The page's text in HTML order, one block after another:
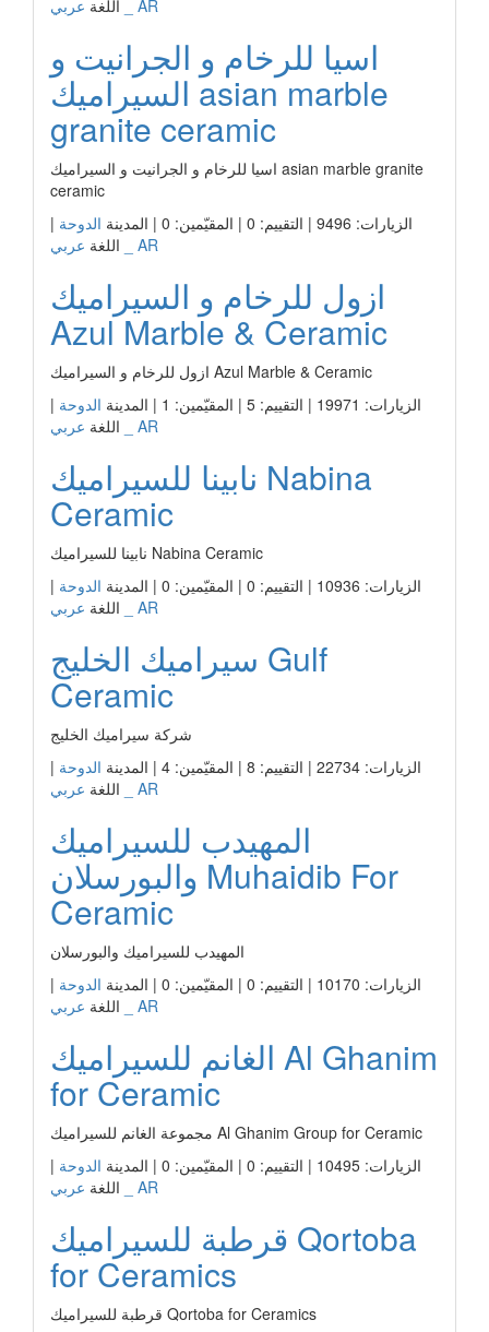
اللغة عربي _ AR
اسيا للرخام و الجرانيت و
السيراميك asian marble
granite ceramic
اسيا للرخام و الجرانيت و السيراميك asian marble granite
ceramic
الزيارات: 9496 | التقييم: 0 | المقيّمين: 0 | المدينة
الدوحة |
اللغة عربي _ AR
ازول للرخام و السيراميك
Azul Marble & Ceramic
ازول للرخام و السيراميك Azul Marble & Ceramic
الزيارات: 19971 | التقييم: 5 | المقيّمين: 1 | المدينة
الدوحة |
اللغة عربي _ AR
نابينا للسيراميك Nabina
Ceramic
نابينا للسيراميك Nabina Ceramic
الزيارات: 10936 | التقييم: 0 | المقيّمين: 0 | المدينة
الدوحة |
اللغة عربي _ AR
سيراميك الخليج Gulf
Ceramic
شركة سيراميك الخليج
الزيارات: 22734 | التقييم: 8 | المقيّمين: 4 | المدينة
الدوحة |
اللغة عربي _ AR
المهيدب للسيراميك
والبورسلان Muhaidib For
Ceramic
المهيدب للسيراميك والبورسلان
الزيارات: 10170 | التقييم: 0 | المقيّمين: 0 | المدينة
الدوحة |
اللغة عربي _ AR
الغانم للسيراميك Al Ghanim
for Ceramic
مجموعة الغانم للسيراميك Al Ghanim Group for Ceramic
الزيارات: 10495 | التقييم: 0 | المقيّمين: 0 | المدينة
الدوحة |
اللغة عربي _ AR
قرطبة للسيراميك Qortoba
for Ceramics
قرطبة للسيراميك Qortoba for Ceramics